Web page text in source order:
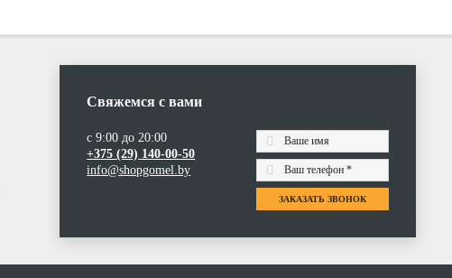
Свяжемся с вами
с 9:00 до 20:00
+375 (29) 140-00-50
info@shopgomel.by
ЗАКАЗАТЬ ЗВОНОК